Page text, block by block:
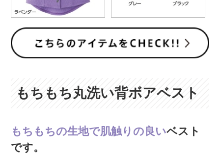
もちもち丸洗い背ボアベスト
もちもちの生地で肌触りの良いベスト
です。